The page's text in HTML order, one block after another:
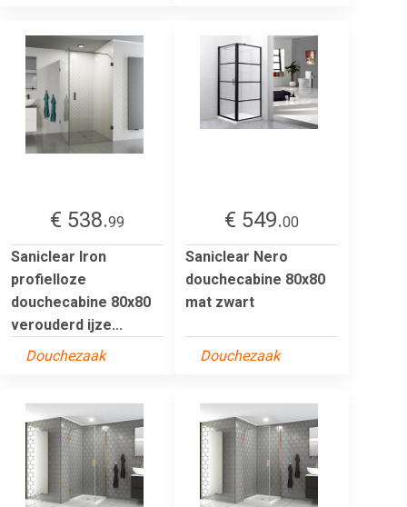
€ 538.99
Saniclear Iron
profielloze
douchecabine 80x80
verouderd ijze...
Douchezaak
€ 549.00
Saniclear Nero
douchecabine 80x80
mat zwart
Douchezaak